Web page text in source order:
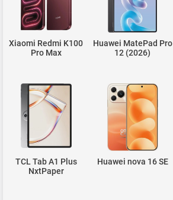
Xiaomi Redmi K100
Pro Max
Huawei MatePad Pro
12 (2026)
TCL Tab A1 Plus
NxtPaper
Huawei nova 16 SE